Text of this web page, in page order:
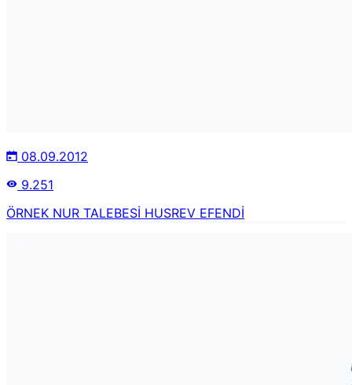
08.09.2012
9.251
ÖRNEK NUR TALEBESİ HUSREV EFENDİ